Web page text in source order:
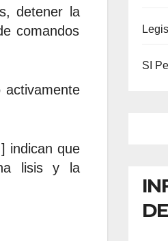
detener la
comandos
activamente
indican que
lisis y la
SI